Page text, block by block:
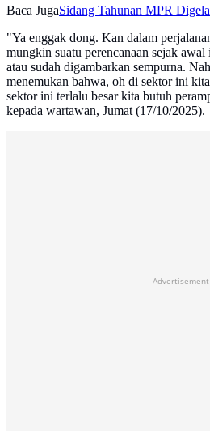
Baca JugaSidang Tahunan MPR
"Ya enggak dong. Kan dalam
mungkin suatu perencanaan sejak
atau sudah digambarkan sempurna.
menemukan bahwa, oh di sektor ini
sektor ini terlalu besar kita butuh
kepada wartawan, Jumat (17/10/2025).
Advertisement